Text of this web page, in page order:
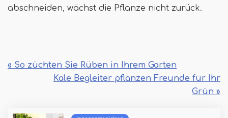
abschneiden, wächst die Pflanze nicht zurück.
« So züchten Sie Rüben in Ihrem Garten
Kale Begleiter pflanzen Freunde für Ihr
Grün »